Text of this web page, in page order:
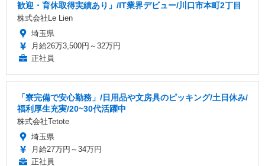
歓迎・育休取得実績あり」/IT業界デビュー/川口市本町2丁目
株式会社Le Lien
埼玉県
月給26万3,500円～32万円
正社員
「寮完備で安心勤務」/日用品や文房具のピッキング/土日休み/
福利厚生充実/20~30代活躍中
株式会社Tetote
埼玉県
月給27万円～34万円
正社員